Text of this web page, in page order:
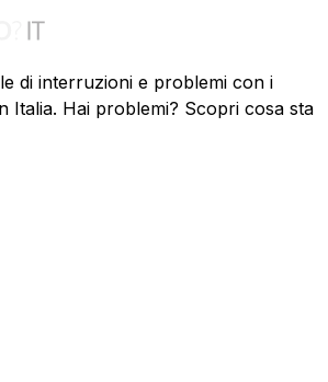
di interruzioni e problemi con i
Italia. Hai problemi? Scopri cosa sta